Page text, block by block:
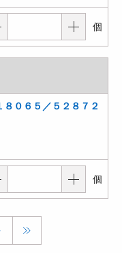
個
０６５／５２８７２
個